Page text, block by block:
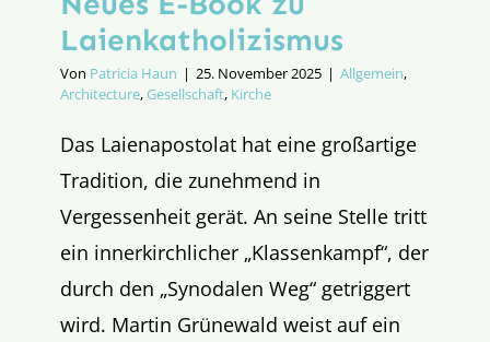
Laienkatholizismus
Von Patricia Haun | 25. November 2025 | Allgemein,
Architecture,Gesellschaft, Kirche
Das Laienapostolat hat eine großartige
Tradition, die zunehmend in
Vergessenheit gerät. An seine Stelle tritt
ein innerkirchlicher „Klassenkampf“, der
durch den „Synodalen Weg“ getriggert
wird. Martin Grünewald weist auf ein